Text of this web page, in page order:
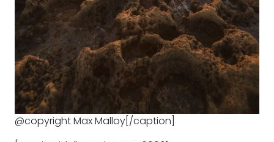
@copyright Max Malloy[/caption]